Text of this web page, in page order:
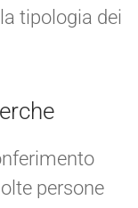
tipologia dei
persone